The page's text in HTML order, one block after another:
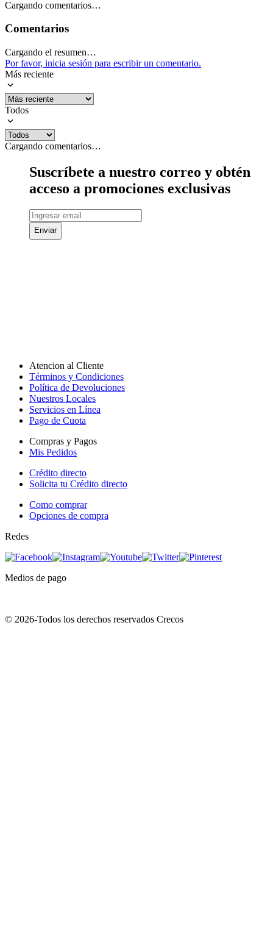
Cargando comentarios…
Comentarios
Cargando el resumen…
Por favor, inicia sesión para escribir un comentario.
Más reciente
Todos
Cargando comentarios…
Suscríbete a nuestro correo y obtén
acceso a promociones exclusivas
Enviar
Atencion al Cliente
Términos y Condiciones
Política de Devoluciones
Nuestros Locales
Servicios en Línea
Pago de Cuota
Compras y Pagos
Mis Pedidos
Crédito directo
Solicita tu Crédito directo
Como comprar
Opciones de compra
Redes
Medios de pago
© 2026-Todos los derechos reservados Crecos